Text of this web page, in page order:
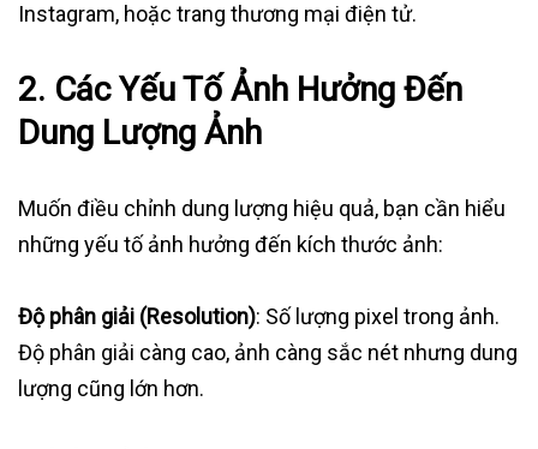
Instagram, hoặc trang thương mại điện tử.
2. Các Yếu Tố Ảnh Hưởng Đến
Dung Lượng Ảnh
Muốn điều chỉnh dung lượng hiệu quả, bạn cần hiểu
những yếu tố ảnh hưởng đến kích thước ảnh:
Độ phân giải (Resolution): Số lượng pixel trong ảnh.
Độ phân giải càng cao, ảnh càng sắc nét nhưng dung
lượng cũng lớn hơn.